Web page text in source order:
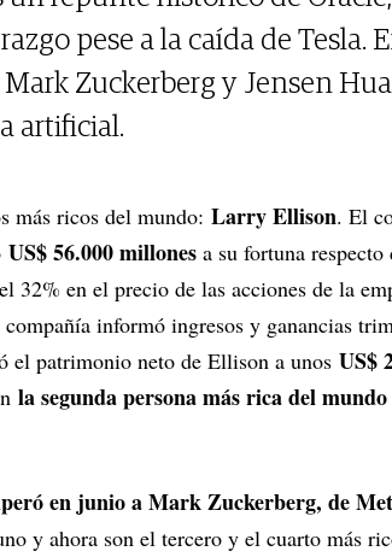
pese a la caída de Tesla.
Zuckerberg y Jensen
artificial.
más ricos del mundo: Larry Ellison. El
US$ 56.000 millones a su fortuna respecto
en el precio de las acciones de la
informó ingresos y ganancias
el patrimonio neto de Ellison a unos US$
la segunda persona más rica del mundo
en junio a Mark Zuckerberg, de
y ahora son el tercero y el cuarto más